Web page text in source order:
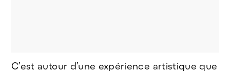
C’est autour d’une expérience artistique que